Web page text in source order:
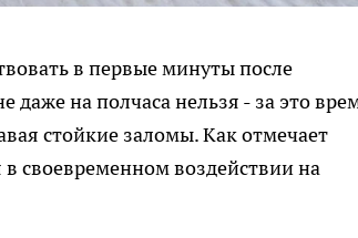
в первые минуты после
на полчаса нельзя - за это
стойкие заломы. Как отмечает
своевременном воздействии на